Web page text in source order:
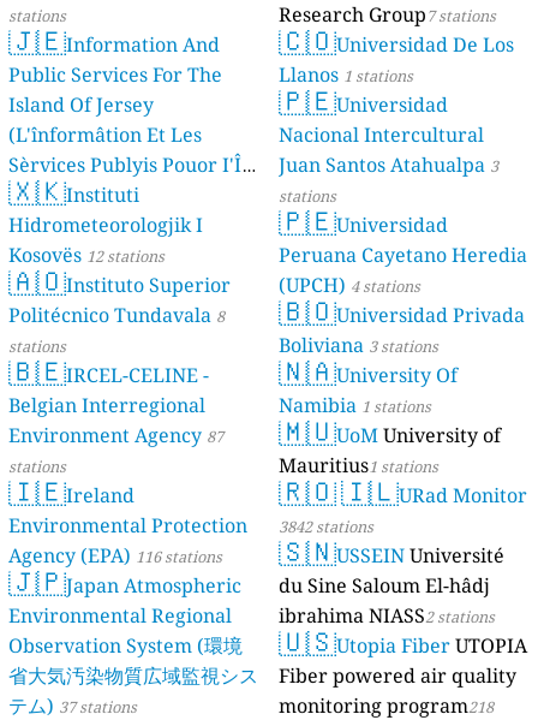
stations
🇯🇪Information And
Public Services For The
Island Of Jersey
(L'înformâtion Et Les
Sèrvices Publyis Pouor I'Île
Dé Jèrri) 2 stations
🇽🇰Instituti
Hidrometeorologjik I
Kosovës 12 stations
🇦🇴Instituto Superior
Politécnico Tundavala 8
stations
🇧🇪IRCEL-CELINE -
Belgian Interregional
Environment Agency 87
stations
🇮🇪Ireland
Environmental Protection
Agency (EPA) 116 stations
🇯🇵Japan Atmospheric
Environmental Regional
Observation System (環境
省大気汚染物質広域監視シス
テム) 37 stations
Research Group7 stations
🇨🇴Universidad De Los
Llanos 1 stations
🇵🇪Universidad
Nacional Intercultural
Juan Santos Atahualpa 3
stations
🇵🇪Universidad
Peruana Cayetano Heredia
(UPCH) 4 stations
🇧🇴Universidad Privada
Boliviana 3 stations
🇳🇦University Of
Namibia 1 stations
🇲🇺UoMUniversity of
Mauritius1 stations
🇷🇴🇮🇱URad Monitor
3842 stations
🇸🇳USSEINUniversité
du Sine Saloum El-hâdj
ibrahima NIASS2 stations
🇺🇸Utopia FiberUTOPIA
Fiber powered air quality
monitoring program218